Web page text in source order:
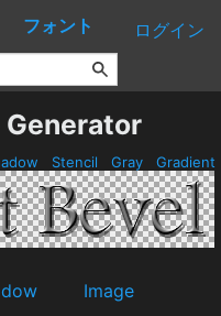
フォント ログイン
Stencil Gray Gradient
Image